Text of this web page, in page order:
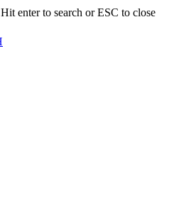
Hit enter to search or ESC to close